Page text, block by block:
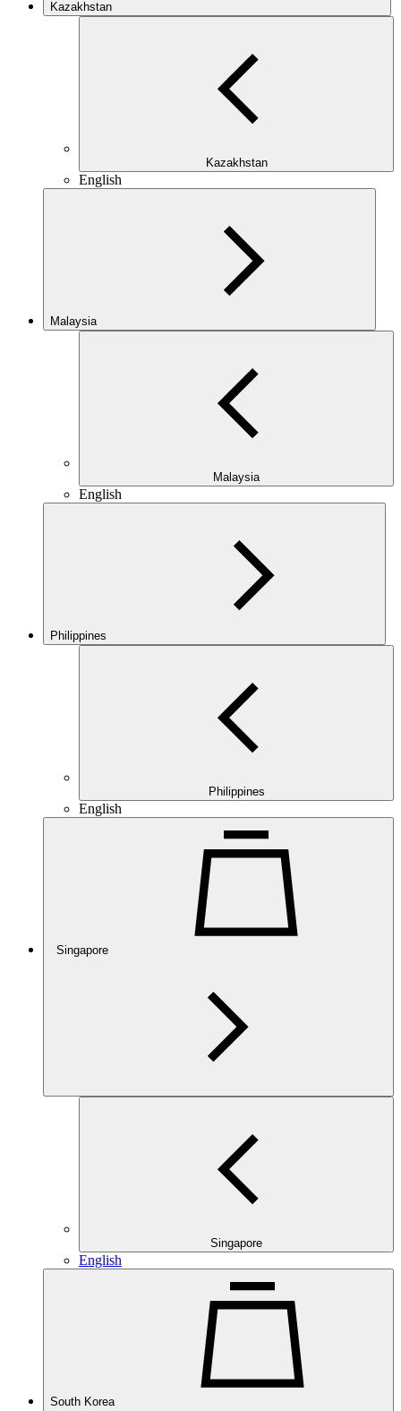
Kazakhstan
Kazakhstan
English
Malaysia
Malaysia
English
Philippines
Philippines
English
Singapore
Singapore
English
South Korea